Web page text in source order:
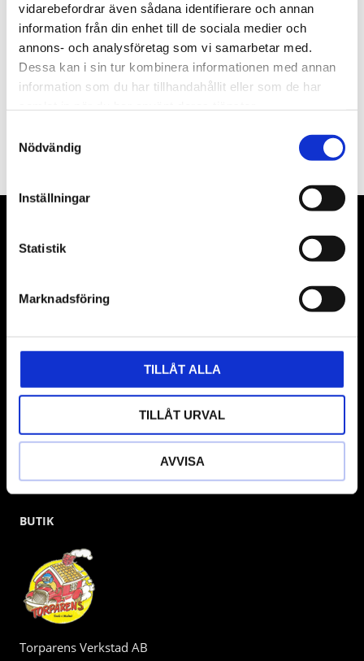
vidarebefordrar även sådana identifierare och annan
information från din enhet till de sociala medier och
annons- och analysföretag som vi samarbetar med.
Dessa kan i sin tur kombinera informationen med annan
information som du har tillhandahållit eller som de har
Nödvändig
Inställningar
Statistik
Marknadsföring
TILLÅT ALLA
TILLÅT URVAL
AVVISA
Nyhetsbrev
PRENUMERERA
Dina personuppgifter behandlas i enlighet med vår integritetspolicy
& däckmaskiner och Master luftmaskiner. Kontakta oss
gärna om vad som helst då vi gör vårt yttersta för att hjälpa
kunden.
BUTIK
Torparens Verkstad AB